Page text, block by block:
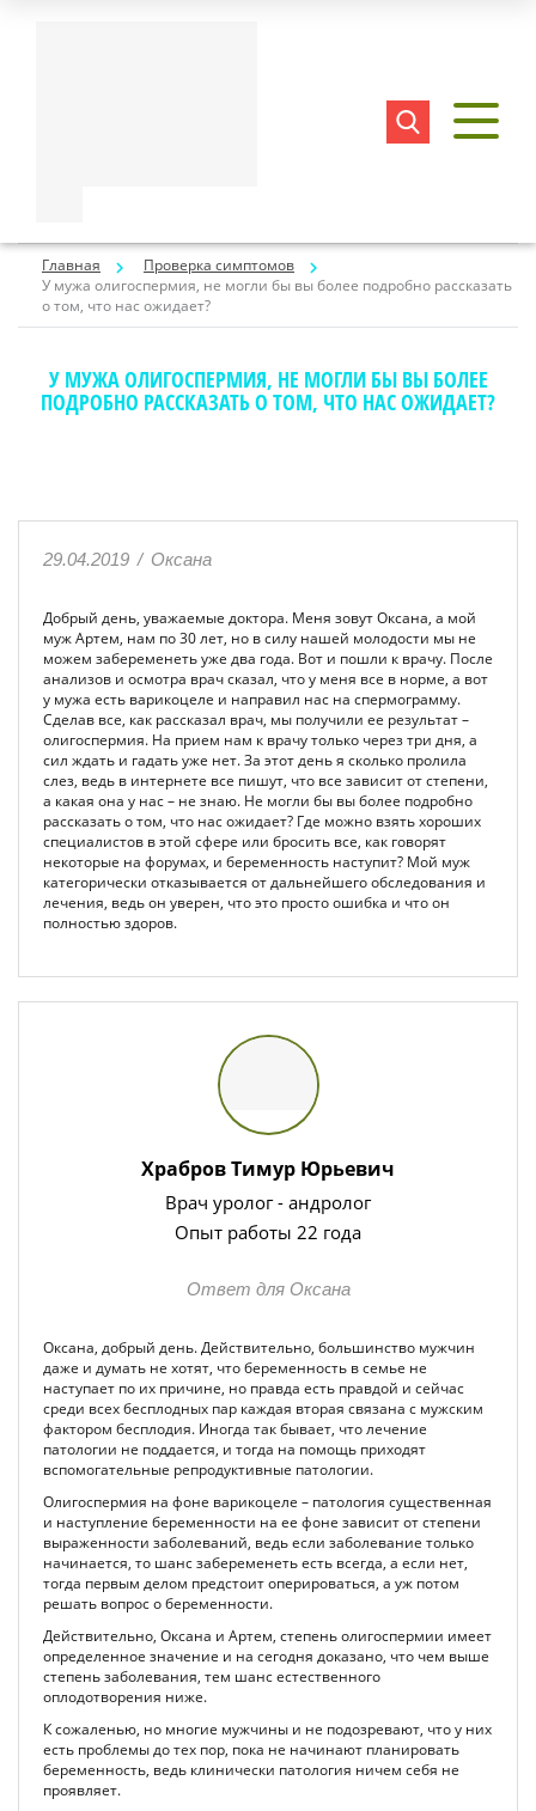
Главная
Проверка симптомов
У мужа олигоспермия, не могли бы вы более подробно рассказать
о том, что нас ожидает?
У МУЖА ОЛИГОСПЕРМИЯ, НЕ МОГЛИ БЫ ВЫ БОЛЕЕ
ПОДРОБНО РАССКАЗАТЬ О ТОМ, ЧТО НАС ОЖИДАЕТ?
29.04.2019 / Оксана
Добрый день, уважаемые доктора. Меня зовут Оксана, а мой
муж Артем, нам по 30 лет, но в силу нашей молодости мы не
можем забеременеть уже два года. Вот и пошли к врачу. После
анализов и осмотра врач сказал, что у меня все в норме, а вот
у мужа есть варикоцеле и направил нас на спермограмму.
Сделав все, как рассказал врач, мы получили ее результат –
олигоспермия. На прием нам к врачу только через три дня, а
сил ждать и гадать уже нет. За этот день я сколько пролила
слез, ведь в интернете все пишут, что все зависит от степени,
а какая она у нас – не знаю. Не могли бы вы более подробно
рассказать о том, что нас ожидает? Где можно взять хороших
специалистов в этой сфере или бросить все, как говорят
некоторые на форумах, и беременность наступит? Мой муж
категорически отказывается от дальнейшего обследования и
лечения, ведь он уверен, что это просто ошибка и что он
полностью здоров.
Храбров Тимур Юрьевич
Врач уролог - андролог
Опыт работы 22 года
Ответ для Оксана
Оксана, добрый день. Действительно, большинство мужчин
даже и думать не хотят, что беременность в семье не
наступает по их причине, но правда есть правдой и сейчас
среди всех бесплодных пар каждая вторая связана с мужским
фактором бесплодия. Иногда так бывает, что лечение
патологии не поддается, и тогда на помощь приходят
вспомогательные репродуктивные патологии.
Олигоспермия на фоне варикоцеле – патология существенная
и наступление беременности на ее фоне зависит от степени
выраженности заболеваний, ведь если заболевание только
начинается, то шанс забеременеть есть всегда, а если нет,
тогда первым делом предстоит оперироваться, а уж потом
решать вопрос о беременности.
Действительно, Оксана и Артем, степень олигоспермии имеет
определенное значение и на сегодня доказано, что чем выше
степень заболевания, тем шанс естественного
оплодотворения ниже.
К сожаленью, но многие мужчины и не подозревают, что у них
есть проблемы до тех пор, пока не начинают планировать
беременность, ведь клинически патология ничем себя не
проявляет.